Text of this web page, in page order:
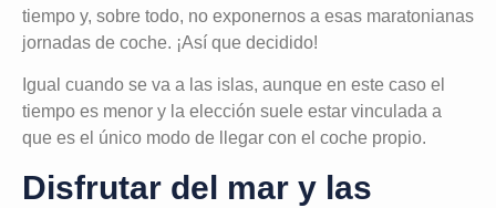
tiempo y, sobre todo, no exponernos a esas maratonianas
jornadas de coche. ¡Así que decidido!
Igual cuando se va a las islas, aunque en este caso el
tiempo es menor y la elección suele estar vinculada a
que es el único modo de llegar con el coche propio.
Disfrutar del mar y las